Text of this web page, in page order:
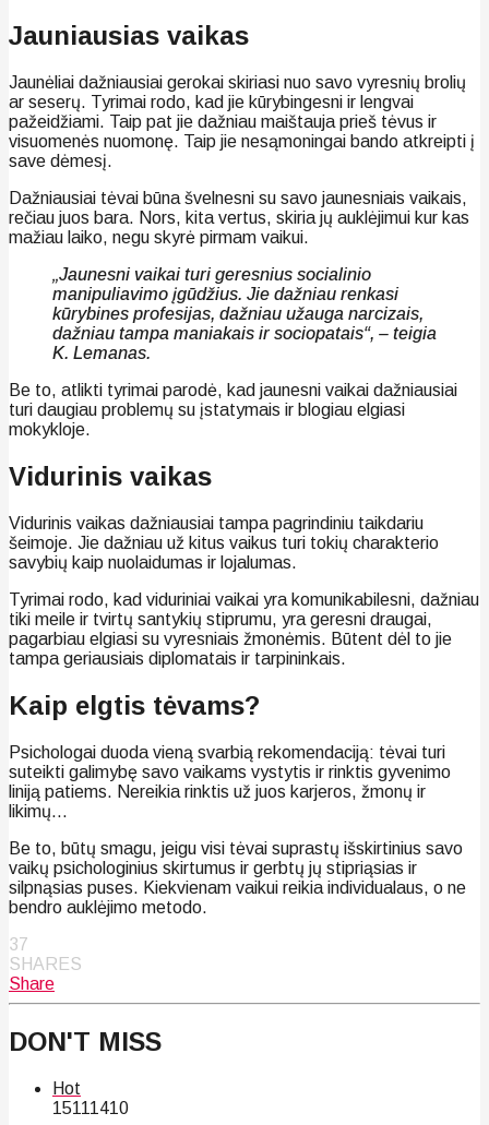
Jauniausias vaikas
Jaunėliai dažniausiai gerokai skiriasi nuo savo vyresnių brolių
ar seserų. Tyrimai rodo, kad jie kūrybingesni ir lengvai
pažeidžiami. Taip pat jie dažniau maištauja prieš tėvus ir
visuomenės nuomonę. Taip jie nesąmoningai bando atkreipti į
save dėmesį.
Dažniausiai tėvai būna švelnesni su savo jaunesniais vaikais,
rečiau juos bara. Nors, kita vertus, skiria jų auklėjimui kur kas
mažiau laiko, negu skyrė pirmam vaikui.
„Jaunesni vaikai turi geresnius socialinio
manipuliavimo įgūdžius. Jie dažniau renkasi
kūrybines profesijas, dažniau užauga narcizais,
dažniau tampa maniakais ir sociopatais“, – teigia
K. Lemanas.
Be to, atlikti tyrimai parodė, kad jaunesni vaikai dažniausiai
turi daugiau problemų su įstatymais ir blogiau elgiasi
mokykloje.
Vidurinis vaikas
Vidurinis vaikas dažniausiai tampa pagrindiniu taikdariu
šeimoje. Jie dažniau už kitus vaikus turi tokių charakterio
savybių kaip nuolaidumas ir lojalumas.
Tyrimai rodo, kad viduriniai vaikai yra komunikabilesni, dažniau
tiki meile ir tvirtų santykių stiprumu, yra geresni draugai,
pagarbiau elgiasi su vyresniais žmonėmis. Būtent dėl to jie
tampa geriausiais diplomatais ir tarpininkais.
Kaip elgtis tėvams?
Psichologai duoda vieną svarbią rekomendaciją: tėvai turi
suteikti galimybę savo vaikams vystytis ir rinktis gyvenimo
liniją patiems. Nereikia rinktis už juos karjeros, žmonų ir
likimų…
Be to, būtų smagu, jeigu visi tėvai suprastų išskirtinius savo
vaikų psichologinius skirtumus ir gerbtų jų stipriąsias ir
silpnąsias puses. Kiekvienam vaikui reikia individualaus, o ne
bendro auklėjimo metodo.
37
SHARES
Share
DON'T MISS
Hot
151 11410